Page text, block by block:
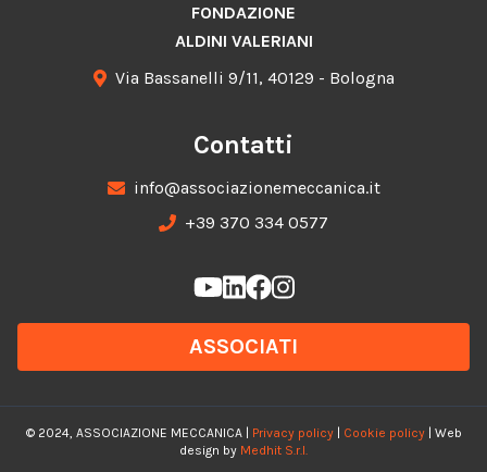
FONDAZIONE
ALDINI VALERIANI
Via Bassanelli 9/11, 40129 - Bologna
Contatti
info@associazionemeccanica.it
+39 370 334 0577
ASSOCIATI
© 2024, ASSOCIAZIONE MECCANICA | Privacy policy| Cookie policy| Web
design by Medhit S.r.l.